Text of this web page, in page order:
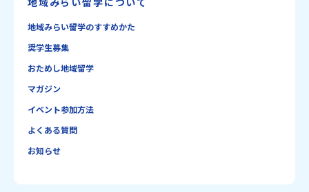
地域みらい留学のすすめかた
奨学生募集
おためし地域留学
マガジン
イベント参加方法
よくある質問
お知らせ